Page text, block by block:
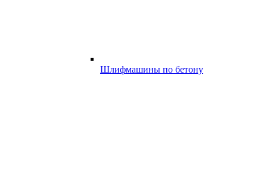
Шлифмашины по бетону